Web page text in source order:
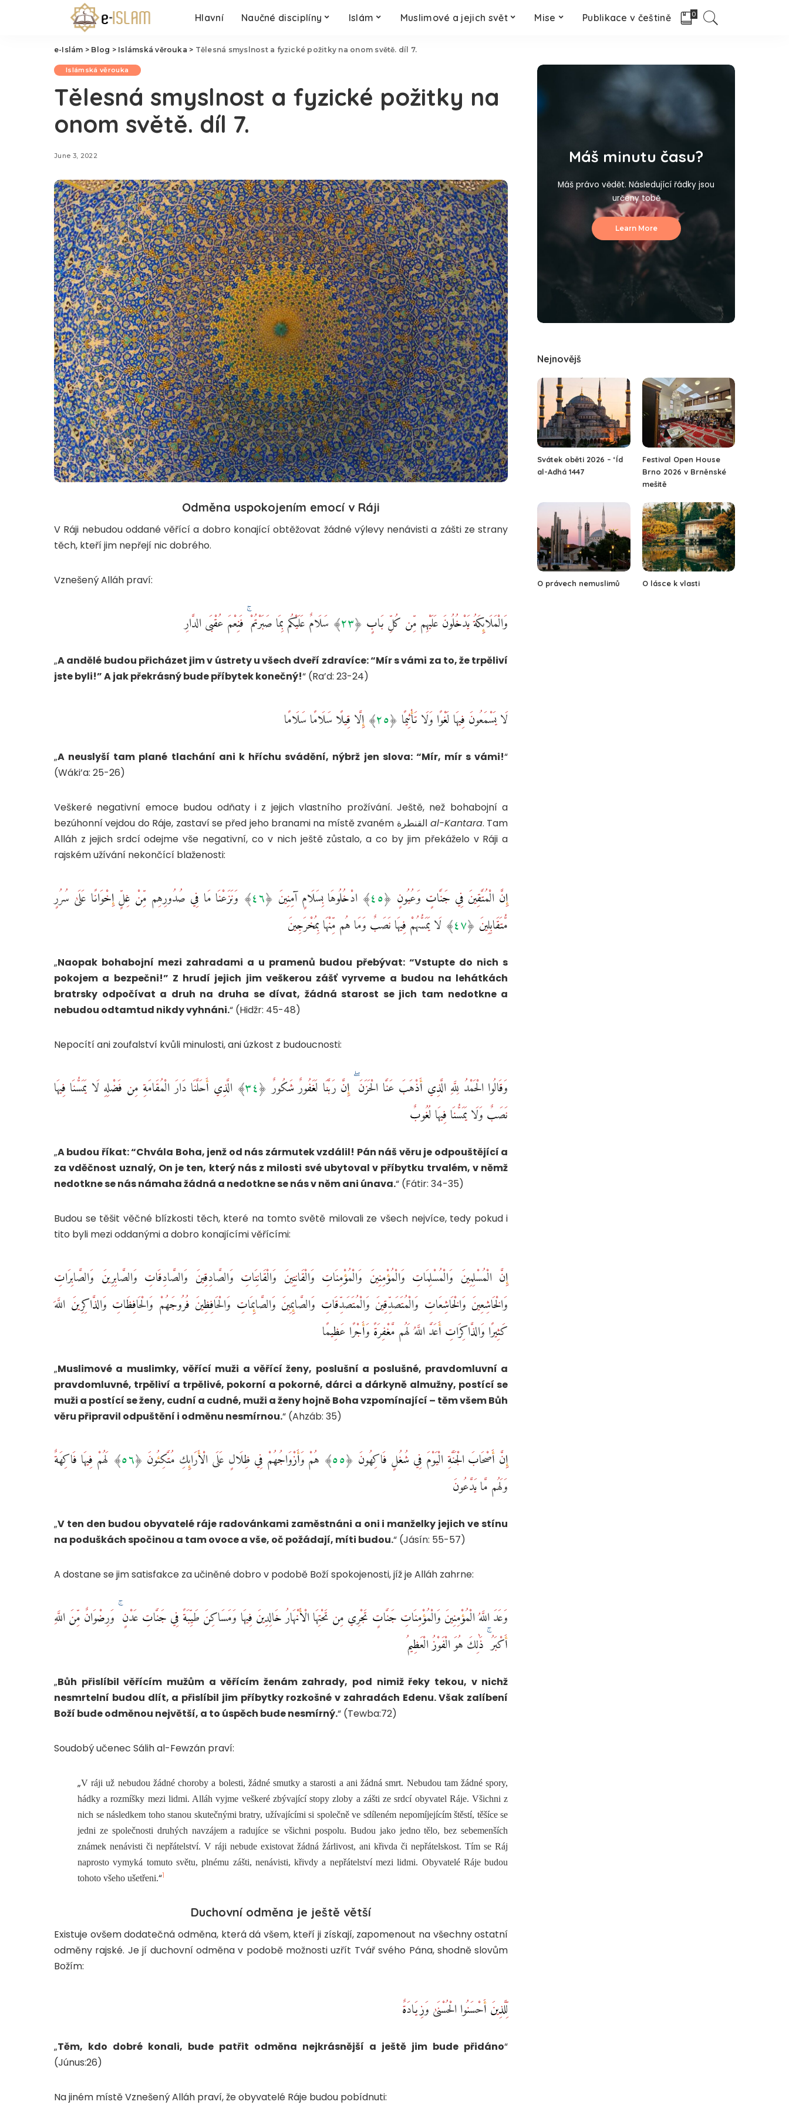
Hlavní Naučné disciplíny Islám Muslimové a jejich svět Mise Publikace v češtině 0
e-Islám > Blog > Islámská věrouka > Tělesná smyslnost a fyzické požitky na onom světě. díl 7.
Islámská věrouka
Tělesná smyslnost a fyzické požitky na
onom světě. díl 7.
June 3, 2022
Odměna uspokojením emocí v Ráji
V Ráji nebudou oddané věřící a dobro konající obtěžovat žádné výlevy nenávisti a zášti ze strany
těch, kteří jim nepřejí nic dobrého.
Vznešený Alláh praví:
وَالْمَلَائِكَةُ يَدْخُلُونَ عَلَيْهِم مِّن كُلِّ بَابٍ ‎﴿٢٣﴾‏ سَلَامٌ عَلَيْكُم بِمَا صَبَرْتُمْ ۚ فَنِعْمَ عُقْبَى الدَّارِ ‎
„A andělé budou přicházet jim v ústrety u všech dveří zdravíce: “Mír s vámi za to, že trpěliví
jste byli!” A jak překrásný bude příbytek konečný!“ (Ra’d: 23-24)
لَا يَسْمَعُونَ فِيهَا لَغْوًا وَلَا تَأْثِيمًا ‎﴿٢٥﴾‏ إِلَّا قِيلًا سَلَامًا سَلَامًا ‎
„A neuslyší tam plané tlachání ani k hříchu svádění, nýbrž jen slova: “Mír, mír s vámi!“
(Wáki’a: 25-26)
Veškeré negativní emoce budou odňaty i z jejich vlastního prožívání. Ještě, než bohabojní a
bezúhonní vejdou do Ráje, zastaví se před jeho branami na místě zvaném القنطرة al-Kantara. Tam
Alláh z jejich srdcí odejme vše negativní, co v nich ještě zůstalo, a co by jim překáželo v Ráji a
rajském užívání nekončící blaženosti:
إِنَّ الْمُتَّقِينَ فِي جَنَّاتٍ وَعُيُونٍ ‎﴿٤٥﴾‏ ادْخُلُوهَا بِسَلَامٍ آمِنِينَ ‎﴿٤٦﴾‏ وَنَزَعْنَا مَا فِي صُدُورِهِم مِّنْ غِلٍّ إِخْوَانًا عَلَىٰ سُرُرٍ
مُّتَقَابِلِينَ ‎﴿٤٧﴾‏ لَا يَمَسُّهُمْ فِيهَا نَصَبٌ وَمَا هُم مِّنْهَا بِمُخْرَجِينَ ‎
„Naopak bohabojní mezi zahradami a u pramenů budou přebývat: “Vstupte do nich s
pokojem a bezpečni!” Z hrudí jejich jim veškerou zášť vyrveme a budou na lehátkách
bratrsky odpočívat a druh na druha se dívat, žádná starost se jich tam nedotkne a
nebudou odtamtud nikdy vyhnáni.“ (Hidžr: 45-48)
Nepocítí ani zoufalství kvůli minulosti, ani úzkost z budoucnosti:
وَقَالُوا الْحَمْدُ لِلَّهِ الَّذِي أَذْهَبَ عَنَّا الْحَزَنَ ۖ إِنَّ رَبَّنَا لَغَفُورٌ شَكُورٌ ‎﴿٣٤﴾‏ الَّذِي أَحَلَّنَا دَارَ الْمُقَامَةِ مِن فَضْلِهِ لَا يَمَسُّنَا فِيهَا
نَصَبٌ وَلَا يَمَسُّنَا فِيهَا لُغُوبٌ ‎
„A budou říkat: “Chvála Boha, jenž od nás zármutek vzdálil! Pán náš věru je odpouštějící a
za vděčnost uznalý, On je ten, který nás z milosti své ubytoval v příbytku trvalém, v němž
nedotkne se nás námaha žádná a nedotkne se nás v něm ani únava.“ (Fátir: 34-35)
Budou se těšit věčné blízkosti těch, které na tomto světě milovali ze všech nejvíce, tedy pokud i
tito byli mezi oddanými a dobro konajícími věřícími:
إِنَّ الْمُسْلِمِينَ وَالْمُسْلِمَاتِ وَالْمُؤْمِنِينَ وَالْمُؤْمِنَاتِ وَالْقَانِتِينَ وَالْقَانِتَاتِ وَالصَّادِقِينَ وَالصَّادِقَاتِ وَالصَّابِرِينَ وَالصَّابِرَاتِ
وَالْخَاشِعِينَ وَالْخَاشِعَاتِ وَالْمُتَصَدِّقِينَ وَالْمُتَصَدِّقَاتِ وَالصَّائِمِينَ وَالصَّائِمَاتِ وَالْحَافِظِينَ فُرُوجَهُمْ وَالْحَافِظَاتِ وَالذَّاكِرِينَ اللَّهَ
كَثِيرًا وَالذَّاكِرَاتِ أَعَدَّ اللَّهُ لَهُم مَّغْفِرَةً وَأَجْرًا عَظِيمًا ‎
„Muslimové a muslimky, věřící muži a věřící ženy, poslušní a poslušné, pravdomluvní a
pravdomluvné, trpěliví a trpělivé, pokorní a pokorné, dárci a dárkyně almužny, postící se
muži a postící se ženy, cudní a cudné, muži a ženy hojně Boha vzpomínající – těm všem Bůh
věru připravil odpuštění i odměnu nesmírnou.“ (Ahzáb: 35)
إِنَّ أَصْحَابَ الْجَنَّةِ الْيَوْمَ فِي شُغُلٍ فَاكِهُونَ ‎﴿٥٥﴾‏ هُمْ وَأَزْوَاجُهُمْ فِي ظِلَالٍ عَلَى الْأَرَائِكِ مُتَّكِئُونَ ‎﴿٥٦﴾‏ لَهُمْ فِيهَا فَاكِهَةٌ
وَلَهُم مَّا يَدَّعُونَ ‎
„V ten den budou obyvatelé ráje radovánkami zaměstnáni a oni i manželky jejich ve stínu
na poduškách spočinou a tam ovoce a vše, oč požádají, míti budou.“ (Jásín: 55-57)
A dostane se jim satisfakce za učiněné dobro v podobě Boží spokojenosti, jíž je Alláh zahrne:
وَعَدَ اللَّهُ الْمُؤْمِنِينَ وَالْمُؤْمِنَاتِ جَنَّاتٍ تَجْرِي مِن تَحْتِهَا الْأَنْهَارُ خَالِدِينَ فِيهَا وَمَسَاكِنَ طَيِّبَةً فِي جَنَّاتِ عَدْنٍ ۚ وَرِضْوَانٌ مِّنَ اللَّهِ
أَكْبَرُ ۚ ذَٰلِكَ هُوَ الْفَوْزُ الْعَظِيمُ
„Bůh přislíbil věřícím mužům a věřícím ženám zahrady, pod nimiž řeky tekou, v nichž
nesmrtelní budou dlít, a přislíbil jim příbytky rozkošné v zahradách Edenu. Však zalíbení
Boží bude odměnou největší, a to úspěch bude nesmírný.“ (Tewba:72)
Soudobý učenec Sálih al-Fewzán praví:
„V ráji už nebudou žádné choroby a bolesti, žádné smutky a starosti a ani žádná smrt. Nebudou tam žádné spory,
hádky a rozmíšky mezi lidmi. Alláh vyjme veškeré zbývající stopy zloby a zášti ze srdcí obyvatel Ráje. Všichni z
nich se následkem toho stanou skutečnými bratry, užívajícími si společně ve sdíleném nepomíjejícím štěstí, těšíce se
jedni ze společnosti druhých navzájem a radujíce se všichni pospolu. Budou jako jedno tělo, bez sebemenších
známek nenávisti či nepřátelství. V ráji nebude existovat žádná žárlivost, ani křivda či nepřátelskost. Tím se Ráj
naprosto vymyká tomuto světu, plnému zášti, nenávisti, křivdy a nepřátelství mezi lidmi. Obyvatelé Ráje budou
tohoto všeho ušetřeni.“1
Duchovní odměna je ještě větší
Existuje ovšem dodatečná odměna, která dá všem, kteří ji získají, zapomenout na všechny ostatní
odměny rajské. Je jí duchovní odměna v podobě možnosti uzřít Tvář svého Pána, shodně slovům
Božím:
لِّلَّذِينَ أَحْسَنُوا الْحُسْنَىٰ وَزِيَادَةٌ
„Těm, kdo dobré konali, bude patřit odměna nejkrásnější a ještě jim bude přidáno“
(Júnus:26)
Na jiném místě Vznešený Alláh praví, že obyvatelé Ráje budou pobídnuti:
Máš minutu času?
Máš právo vědět. Následující řádky jsou
určeny tobě
Learn More
Nejnovějš
Svátek oběti 2026 – ‘Íd
al-Adhá 1447
Festival Open House
Brno 2026 v Brněnské
mešitě
O právech nemuslimů O lásce k vlasti